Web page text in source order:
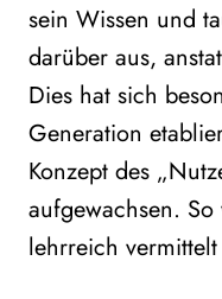
sein Wissen und
darüber aus,
Dies hat sich
Generation
Konzept des
aufgewachsen.
lehrreich